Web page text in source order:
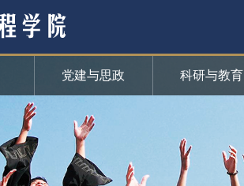
党建与思政 科研与教育